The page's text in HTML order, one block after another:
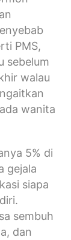
PMS,
sebelum
walau
wanita
5% di
gejala
siapa
sembuh
dan